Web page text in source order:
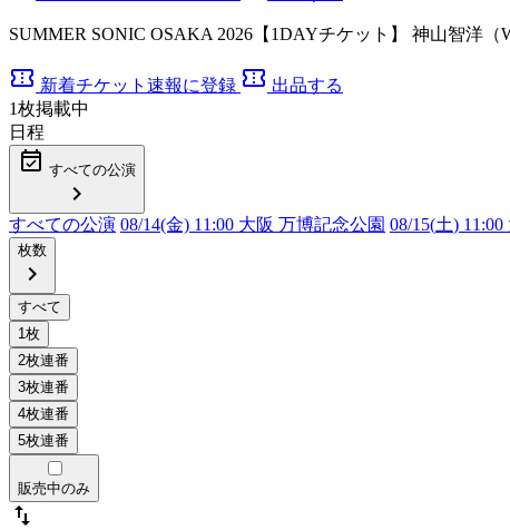
SUMMER SONIC OSAKA 2026【1DAYチケット】 神山智洋
confirmation_number 新着チケット速報に登録 confirmation_number 出品する
1枚掲載中
日程
event_available すべての公演
chevron_right
すべての公演 08/14(金) 11:00 大阪 万博記念公園 08/15(土)
枚数
chevron_right
販売中のみ
swap_vert